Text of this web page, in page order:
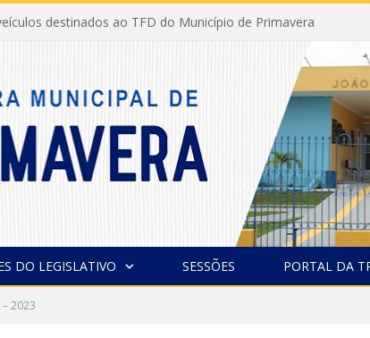
destinados ao TFD do Município de Primavera
DO LEGISLATIVO SESSÕES PORTAL DA
– 2023